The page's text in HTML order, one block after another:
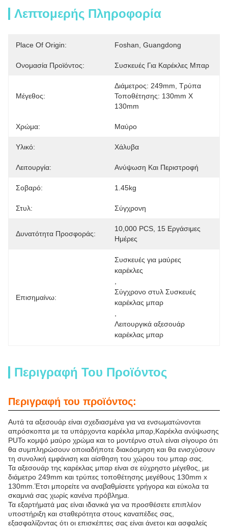
Λεπτομερής Πληροφορία
Place Of Origin: Foshan, Guangdong
Ονομασία Προϊόντος: Συσκευές Για Καρέκλες Μπαρ
Μέγεθος:
Διάμετρος: 249mm, Τρύπα
Τοποθέτησης: 130mm X
130mm
Χρώμα: Μαύρο
Υλικό: Χάλυβα
Λειτουργία: Ανύψωση Και Περιστροφή
Σοβαρό: 1.45kg
Στυλ: Σύγχρονη
Δυνατότητα Προσφοράς:
10,000 PCS, 15 Εργάσιμες
Ημέρες
Επισημαίνω:
Συσκευές για μαύρες
καρέκλες
Σύγχρονο στυλ Συσκευές
καρέκλας μπαρ
Λειτουργικά αξεσουάρ
καρέκλας μπαρ
Περιγραφή Του Προϊόντος
Περιγραφή του προϊόντος:
Αυτά τα αξεσουάρ είναι σχεδιασμένα για να ενσωματώνονται
απρόσκοπτα με τα υπάρχοντα καρέκλα μπαρ, Καρέκλα ανύψωσης
PUΤο κομψό μαύρο χρώμα και το μοντέρνο στυλ είναι σίγουρο ότι
θα συμπληρώσουν οποιαδήποτε διακόσμηση και θα ενισχύσουν
τη συνολική εμφάνιση και αίσθηση του χώρου του μπαρ σας.
Τα αξεσουάρ της καρέκλας μπαρ είναι σε εύχρηστο μέγεθος, με
διάμετρο 249mm και τρύπες τοποθέτησης μεγέθους 130mm x
130mm.Έτσι μπορείτε να αναβαθμίσετε γρήγορα και εύκολα τα
σκαμνιά σας χωρίς κανένα πρόβλημα.
Τα εξαρτήματά μας είναι ιδανικά για να προσθέσετε επιπλέον
υποστήριξη και σταθερότητα στους καναπέδες σας,
εξασφαλίζοντας ότι οι επισκέπτες σας είναι άνετοι και ασφαλείς